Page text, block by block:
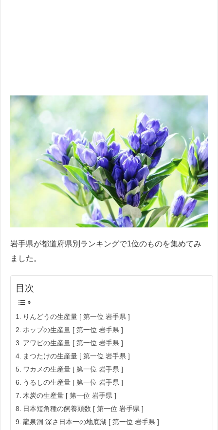
岩手県が都道府県別ランキングで1位のものを集めてみ
ました。
目次
りんどうの生産量 [ 第一位 岩手県 ]
ホップの生産量 [ 第一位 岩手県 ]
アワビの生産量 [ 第一位 岩手県 ]
まつたけの生産量 [ 第一位 岩手県 ]
ワカメの生産量 [ 第一位 岩手県 ]
うるしの生産量 [ 第一位 岩手県 ]
木炭の生産量 [ 第一位 岩手県 ]
日本短角種の飼養頭数 [ 第一位 岩手県 ]
龍泉洞 深さ日本一の地底湖 [ 第一位 岩手県 ]